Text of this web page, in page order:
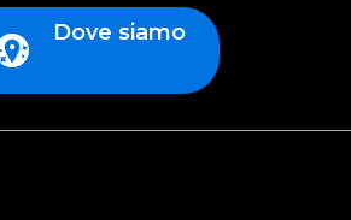
Dove siamo